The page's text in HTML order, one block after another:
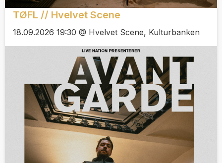
TØFL // Hvelvet Scene
18.09.2026 19:30 @ Hvelvet Scene, Kulturbanken